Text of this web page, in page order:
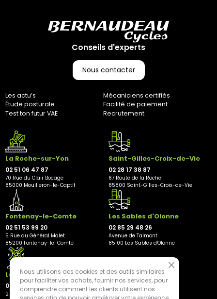
Conseils d'experts
Nous contacter
Les actu’s
Mécaniciens certifiés
Étude posturale
Facilité de paiement
Test ton futur VAE
Recrutement
La Roche-sur-Yon
02 51 06 47 87
70 Rue du Clair Bocage
85000 Mouilleron-le-Captif
Saint-Gilles-Croix-de-Vie
02 28 17 38 87
67 Route de la Roche
85800 Saint-Gilles-Croix-de-Vie
Fontenay-le-Comte
02 51 53 99 20
5 Rue du Général Malet
85200 Fontenay-le-Comte
Les Sables d'Olonne
02 85 29 48 26
Avenue de Talmont
85100 Les Sables d'Olonne
Les Herbiers
02 21 81 23 11
2 rue des Peupliers
Nous utilisons des cookies et des outils similaires
pour faciliter vos achats, fournir nos services, pour
comprendre comment les clients utilisent nos